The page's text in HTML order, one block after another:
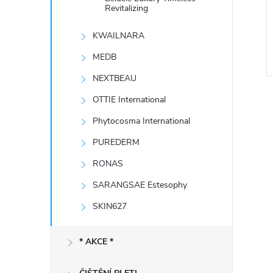
Revitalizing
KWAILNARA
MEDB
NEXTBEAU
OTTIE International
Phytocosma International
PUREDERM
RONAS
SARANGSAE Estesophy
SKIN627
* AKCE *